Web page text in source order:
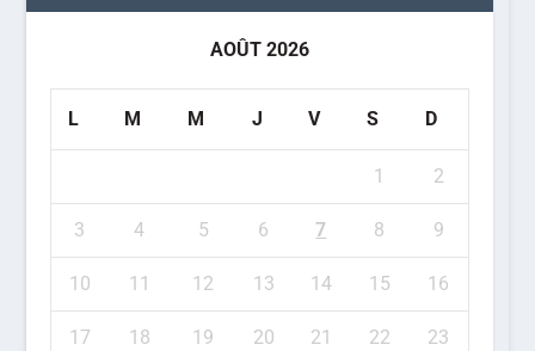
AOÛT 2026
L M M J V S D
1 2
3 4 5 6 7 8 9
10 11 12 13 14 15 16
17 18 19 20 21 22 23